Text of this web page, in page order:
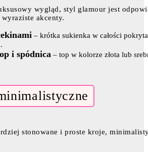
wygląd, styl glamour jest
akcenty.
– krótka sukienka w całości
i spódnica – top w kolorze złota lub
stonowane i proste kroje,